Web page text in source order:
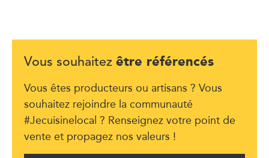
Vous souhaitez être référencés
Vous êtes producteurs ou artisans ? Vous
souhaitez rejoindre la communauté
#Jecuisinelocal ? Renseignez votre point de
vente et propagez nos valeurs !